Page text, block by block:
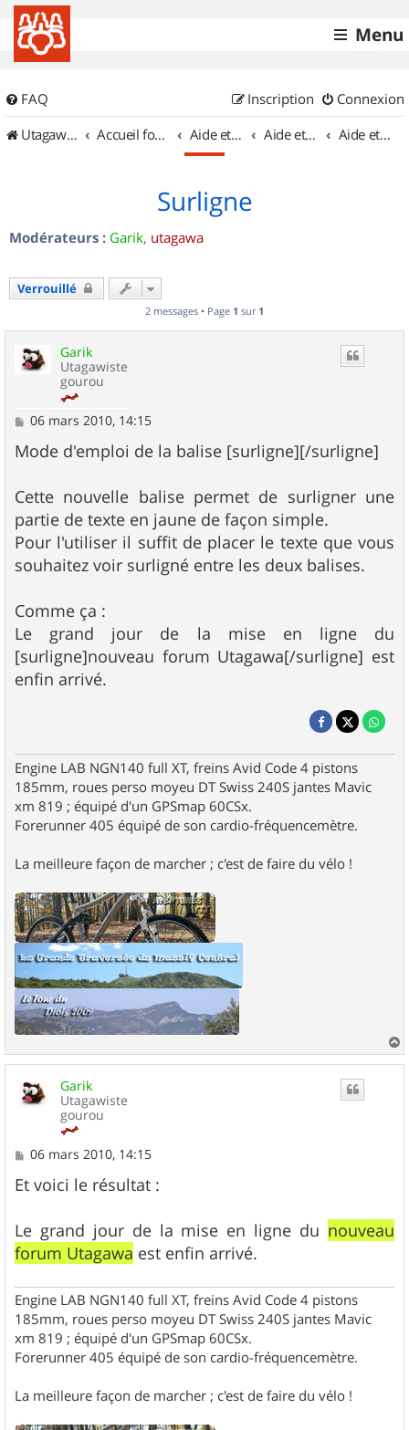
Menu
FAQ Connexion
Inscription
UtagawaVTT (Randos VTT et VTTAE avec traces GPS)
Accueil forum Aide et documentation Aide et documentation Aide et documentation des balises
Surligne
Modérateurs : Garik, utagawa
Verrouillé
2 messages • Page 1 sur 1
Garik
Utagawiste
gourou
M
s
s
g
e
06 mars 2010, 14:15
Mode d'emploi de la balise [surligne][/surligne]
Cette nouvelle balise permet de surligner une
partie de texte en jaune de façon simple.
Pour l'utiliser il suffit de placer le texte que vous
souhaitez voir surligné entre les deux balises.
Comme ça :
Le grand jour de la mise en ligne du
[surligne]nouveau forum Utagawa[/surligne] est
enfin arrivé.
Engine LAB NGN140 full XT, freins Avid Code 4 pistons
185mm, roues perso moyeu DT Swiss 240S jantes Mavic
xm 819 ; équipé d'un GPSmap 60CSx.
Forerunner 405 équipé de son cardio-fréquencemètre.
La meilleure façon de marcher ; c'est de faire du vélo !
a
u
Garik
Utagawiste
gourou
M
s
s
g
e
06 mars 2010, 14:15
Et voici le résultat :
Le grand jour de la mise en ligne du nouveau
forum Utagawa est enfin arrivé.
Engine LAB NGN140 full XT, freins Avid Code 4 pistons
185mm, roues perso moyeu DT Swiss 240S jantes Mavic
xm 819 ; équipé d'un GPSmap 60CSx.
Forerunner 405 équipé de son cardio-fréquencemètre.
La meilleure façon de marcher ; c'est de faire du vélo !